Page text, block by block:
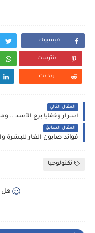
فيسبوك
بنترست
ريدايت
المقال التالي
أسرار وخفايا برج الأسد ..
المقال السابق
فوائد صابون الغار للبشرة
تكنولوجيا
هل